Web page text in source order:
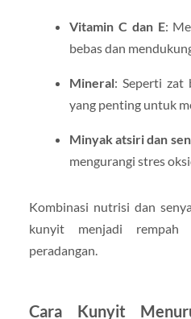
Vitamin C dan E:
bebas dan
Mineral: Seperti zat
yang penting untuk
Minyak atsiri dan
mengurangi stres
Kombinasi nutrisi dan
kunyit menjadi rempah
peradangan.
Cara Kunyit